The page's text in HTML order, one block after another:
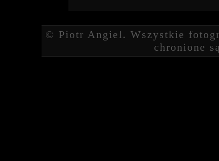
© Piotr Angiel. Wszystkie
chronione